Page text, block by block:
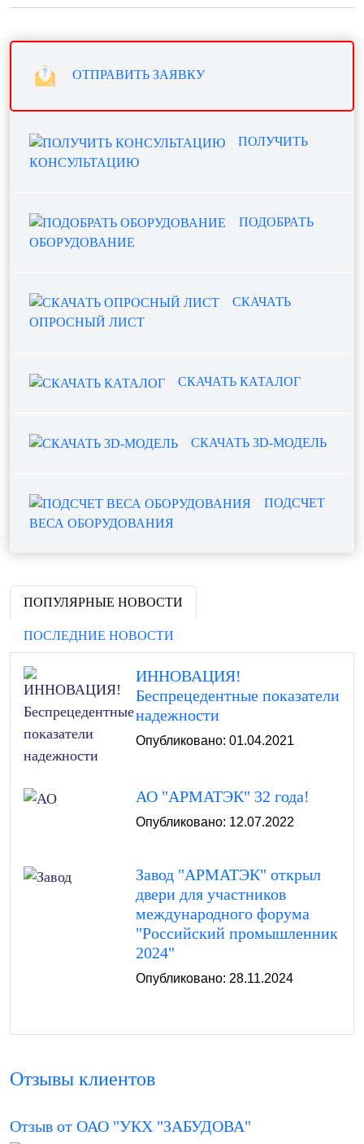
ОТПРАВИТЬ ЗАЯВКУ
ПОЛУЧИТЬ
КОНСУЛЬТАЦИЮ
ПОДОБРАТЬ
ОБОРУДОВАНИЕ
СКАЧАТЬ
ОПРОСНЫЙ ЛИСТ
СКАЧАТЬ КАТАЛОГ
СКАЧАТЬ 3D-МОДЕЛЬ
ПОДСЧЕТ
ВЕСА ОБОРУДОВАНИЯ
ПОПУЛЯРНЫЕ НОВОСТИ
ПОСЛЕДНИЕ НОВОСТИ
ИННОВАЦИЯ!
Беспрецедентные показатели
надежности
Опубликовано: 01.04.2021
АО "АРМАТЭК" 32 года!
Опубликовано: 12.07.2022
Завод "АРМАТЭК" открыл
двери для участников
международного форума
"Российский промышленник
2024"
Опубликовано: 28.11.2024
Отзывы клиентов
Отзыв от ОАО "УКХ "ЗАБУДОВА"